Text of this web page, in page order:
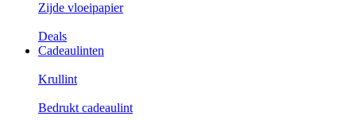
Zijde vloeipapier
Deals
Cadeaulinten
Krullint
Bedrukt cadeaulint